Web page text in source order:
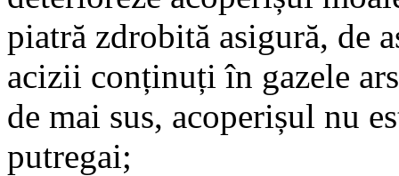
piatră zdrobită asigură, de
acizii conținuți în gazele
de mai sus, acoperișul nu
putregai;